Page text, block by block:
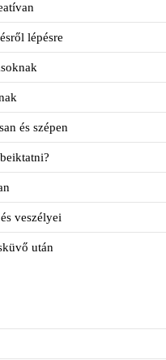
lépésre
és szépen
veszélyei
után